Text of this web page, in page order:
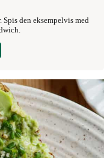
den eksempelvis med